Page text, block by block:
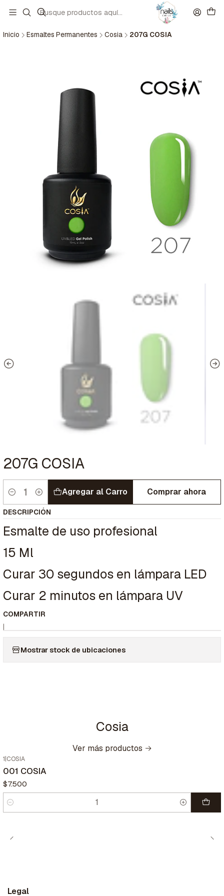
Inicio Esmaltes Permanentes Cosia 207G COSIA
207G COSIA
Cantidad
Agregar al Carro Comprar ahora
DESCRIPCIÓN
Esmalte de uso profesional
15 Ml
Curar 30 segundos en lámpara LED
Curar 2 minutos en lámpara UV
COMPARTIR
|
Mostrar stock de ubicaciones
Cosia
Ver más productos
1 COSIA
001 COSIA
$7.500
Cantidad
Legal